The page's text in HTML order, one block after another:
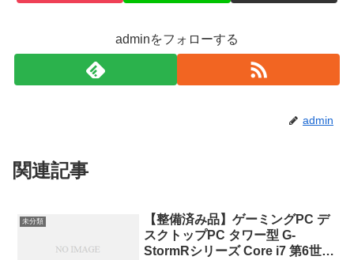
adminをフォローする
admin
関連記事
未分類
【整備済み品】ゲーミングPC デ
スクトップPC タワー型 G-
StormRシリーズ Core i7 第6世代